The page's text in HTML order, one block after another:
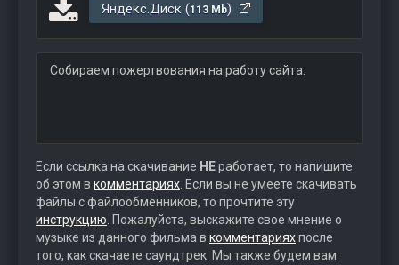
Яндекс.Диск (113 Mb)
Собираем пожертвования на работу сайта:
Если ссылка на скачивание НЕработает, то напишите
об этом в комментариях . Если вы не умеете скачивать
файлы с файлообменников, то прочтите эту
инструкцию . Пожалуйста, выскажите свое мнение о
музыке из данного фильма в комментарияхпосле
того, как скачаете саундтрек. Мы также будем вам